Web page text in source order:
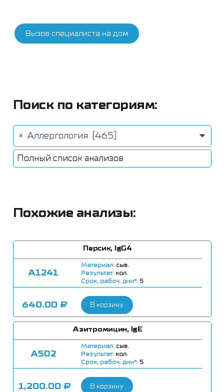
Вызов специалиста на дом
Поиск по категориям:
× Аллергология (465)
Полный список анализов
Похожие анализы:
Персик, IgG4
А1241
Материал: сыв.
Результат: кол.
Срок, рабоч. дни*: 5
640.00 ₽ В корзину
Азитромицин, IgE
А502
Материал: сыв.
Результат: кол.
Срок, рабоч. дни*: 5
1,200.00 ₽ В корзину